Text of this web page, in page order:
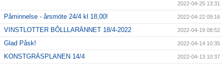
2022-04-25 13:31
Påminnelse - årsmöte 24/4 kl 18,00! 2022-04-22 09:16
VINSTLOTTER BÔLLLARÄNNET 18/4-2022 2022-04-19 08:52
Glad Påsk! 2022-04-14 10:35
KONSTGRÄSPLANEN 14/4 2022-04-13 10:37